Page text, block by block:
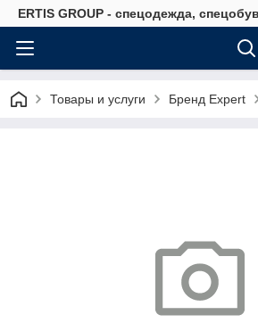
ERTIS GROUP - спецодежда,
Товары и услуги Бренд Expert